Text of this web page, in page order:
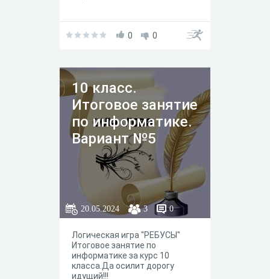
0 0
10 класс.
Итоговое занятие
по информатике.
Вариант №5
20.05.2024 3 0
Логическая игра "РЕБУСЫ"
Итоговое занятие по
информатике за курс 10
класса.Да осилит дорогу
идущий!!!